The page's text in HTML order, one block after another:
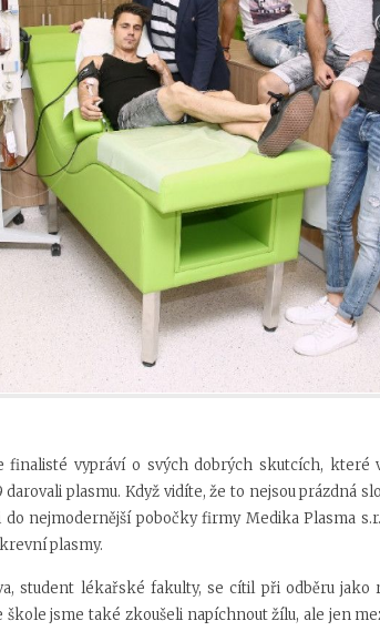
finalisté vypráví o svých dobrých skutcích, které
plasmu. Když vidíte, že to nejsou prázdná
nejmodernější pobočky firmy Medika Plasma
plasmy.
student lékařské fakulty, se cítil při odběru jako
škole jsme také zkoušeli napíchnout žílu, ale jen